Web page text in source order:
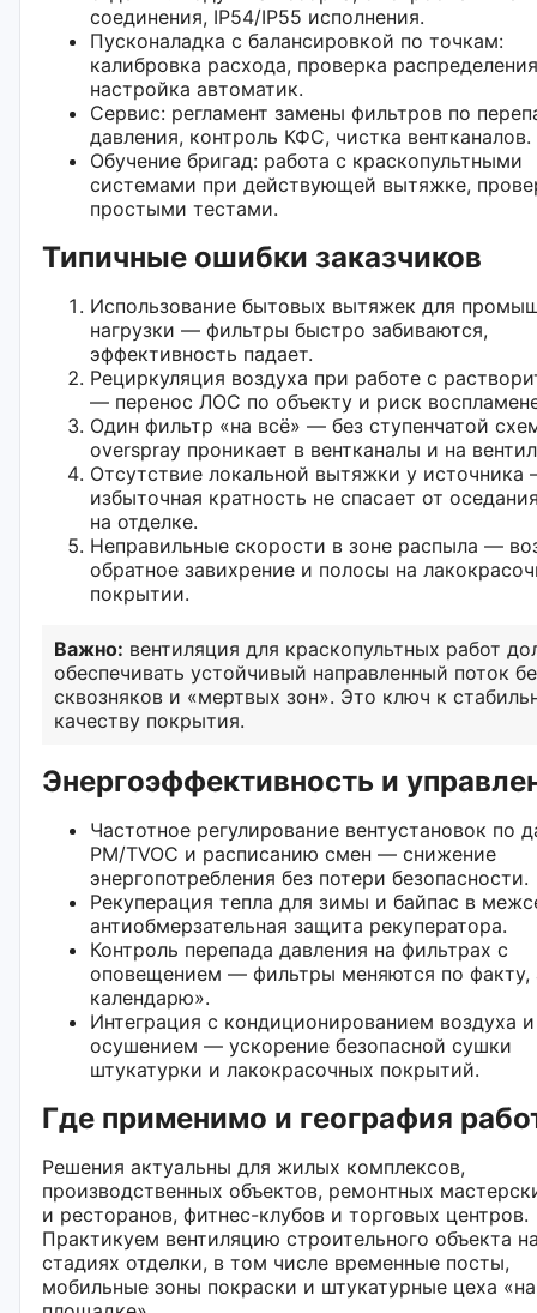
соединения, IP54/IP55 исполнения.
Пусконаладка с балансировкой по точкам:
калибровка расхода, проверка
настройка автоматик.
Сервис: регламент замены фильтров по
давления, контроль КФС, чистка вентканалов.
Обучение бригад: работа с краскопультными
системами при действующей вытяжке,
простыми тестами.
Типичные ошибки заказчиков
Использование бытовых вытяжек для
нагрузки — фильтры быстро забиваются,
эффективность падает.
Рециркуляция воздуха при работе с
— перенос ЛОС по объекту и риск
Один фильтр «на всё» — без ступенчатой
overspray проникает в вентканалы и на
Отсутствие локальной вытяжки у источника
избыточная кратность не спасает от
на отделке.
Неправильные скорости в зоне распыла —
обратное завихрение и полосы на
покрытии.
Важно: вентиляция для краскопультных работ
обеспечивать устойчивый направленный поток
сквозняков и «мертвых зон». Это ключ к
качеству покрытия.
Энергоэффективность и
Частотное регулирование вентустановок по
PM/TVOC и расписанию смен — снижение
энергопотребления без потери безопасности.
Рекуперация тепла для зимы и байпас в
антиобмерзательная защита рекуператора.
Контроль перепада давления на фильтрах с
оповещением — фильтры меняются по факту,
календарю».
Интеграция с кондиционированием воздуха и
осушением — ускорение безопасной сушки
штукатурки и лакокрасочных покрытий.
Где применимо и география
Решения актуальны для жилых комплексов,
производственных объектов, ремонтных
и ресторанов, фитнес-клубов и торговых центров.
Практикуем вентиляцию строительного объекта
стадиях отделки, в том числе временные посты,
мобильные зоны покраски и штукатурные цеха «на